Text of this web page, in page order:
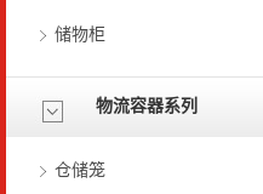
储物柜
物流容器系列
仓储笼